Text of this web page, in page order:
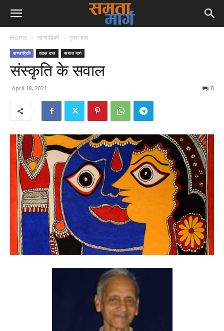
Home साप्ताहिकी ख़ास बात
साप्ताहिकी ख़ास बात समता मार्ग
संस्कृति के सवाल
April 18, 2021 0